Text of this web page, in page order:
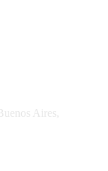
Aires,